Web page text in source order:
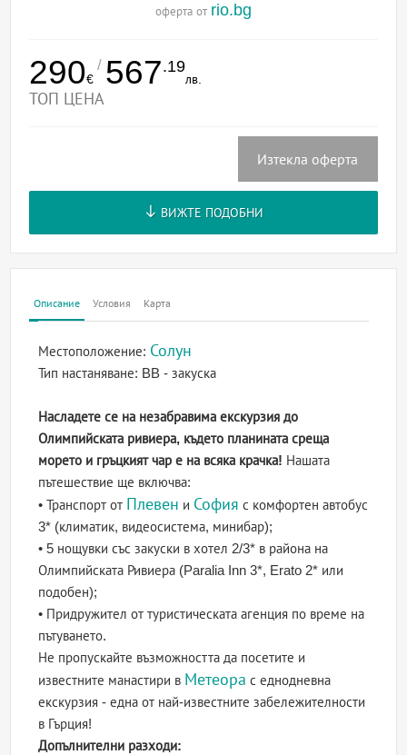
оферта от rio.bg
290€
/ 567.19
лв.
ТОП ЦЕНА
Изтекла оферта
ВИЖТЕ ПОДОБНИ
Описание Условия Карта
Местоположение: Солун
Тип настаняване: BB - закуска
Насладете се на незабравима екскурзия до
Олимпийската ривиера, където планината среща
морето и гръцкият чар е на всяка крачка! Нашата
пътешествие ще включва:
• Транспорт от Плевен и София с комфортен автобус
3* (климатик, видеосистема, минибар);
• 5 нощувки със закуски в хотел 2/3* в района на
Олимпийската Ривиера (Paralia Inn 3*, Erato 2* или
подобен);
• Придружител от туристическата агенция по време на
пътуването.
Не пропускайте възможността да посетите и
известните манастири в Метеора с еднодневна
екскурзия - една от най-известните забележителности
в Гърция!
Допълнителни разходи: